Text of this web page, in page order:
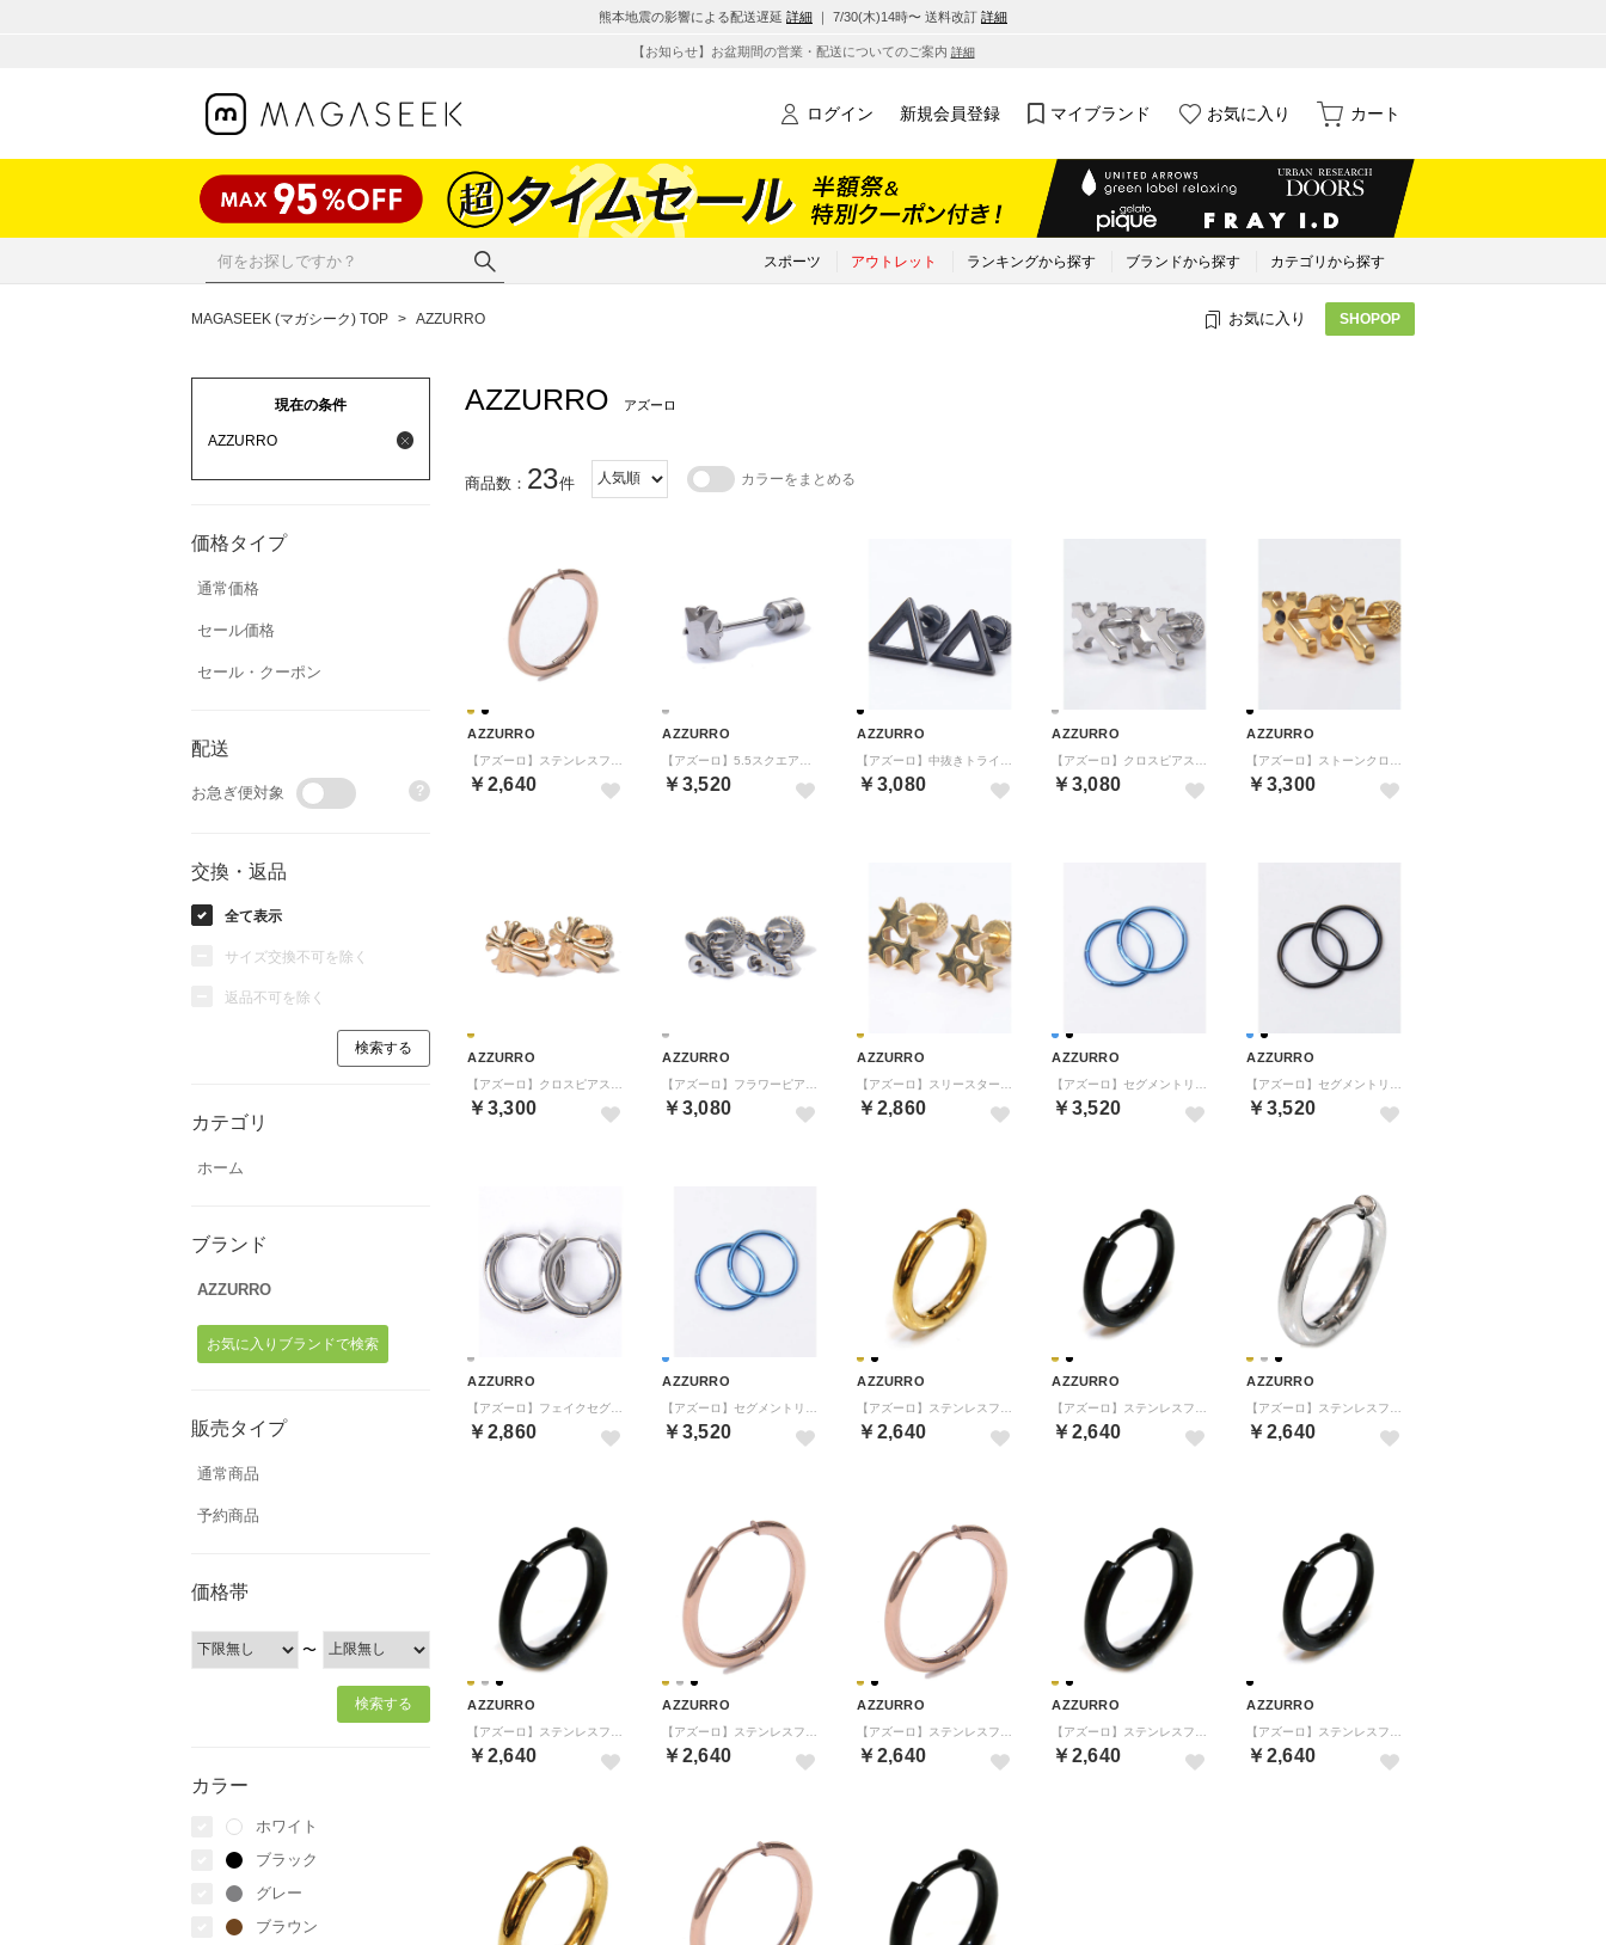
熊本地震の影響による配送遅延 詳細 ｜ 7/30(木)14時〜 送料改訂 詳細
【お知らせ】お盆期間の営業・配送についてのご案内 詳細
ログイン 新規会員登録 マイブランド お気に入り カート
スポーツ アウトレット ランキングから探す ブランドから探す カテゴリから探す
MAGASEEK (マガシーク) TOP > AZZURRO お気に入り SHOPOP
現在の条件
AZZURRO
価格タイプ
通常価格
セール価格
セール・クーポン
配送
お急ぎ便対象 ?
交換・返品
全て表示
サイズ交換不可を除く
返品不可を除く
カテゴリ
ホーム
ブランド
AZZURRO
お気に入りブランドで検索
販売タイプ
通常商品
予約商品
価格帯
〜
カラー
ホワイト
ブラック
グレー
ブラウン
AZZURRO アズーロ
商品数： 23件 カラーをまとめる
AZZURRO
￥2,640
AZZURRO
￥3,520
AZZURRO
￥3,080
AZZURRO
￥3,080
AZZURRO
￥3,300
AZZURRO
￥3,300
AZZURRO
￥3,080
AZZURRO
￥2,860
AZZURRO
￥3,520
AZZURRO
￥3,520
AZZURRO
￥2,860
AZZURRO
￥3,520
AZZURRO
￥2,640
AZZURRO
￥2,640
AZZURRO
￥2,640
AZZURRO
￥2,640
AZZURRO
￥2,640
AZZURRO
￥2,640
AZZURRO
￥2,640
AZZURRO
￥2,640